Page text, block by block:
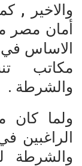
والاخير ,
أمان مصر
الاساس في
مكاتب
والشرطة .
ولما كان
الراغبين
والشرطة